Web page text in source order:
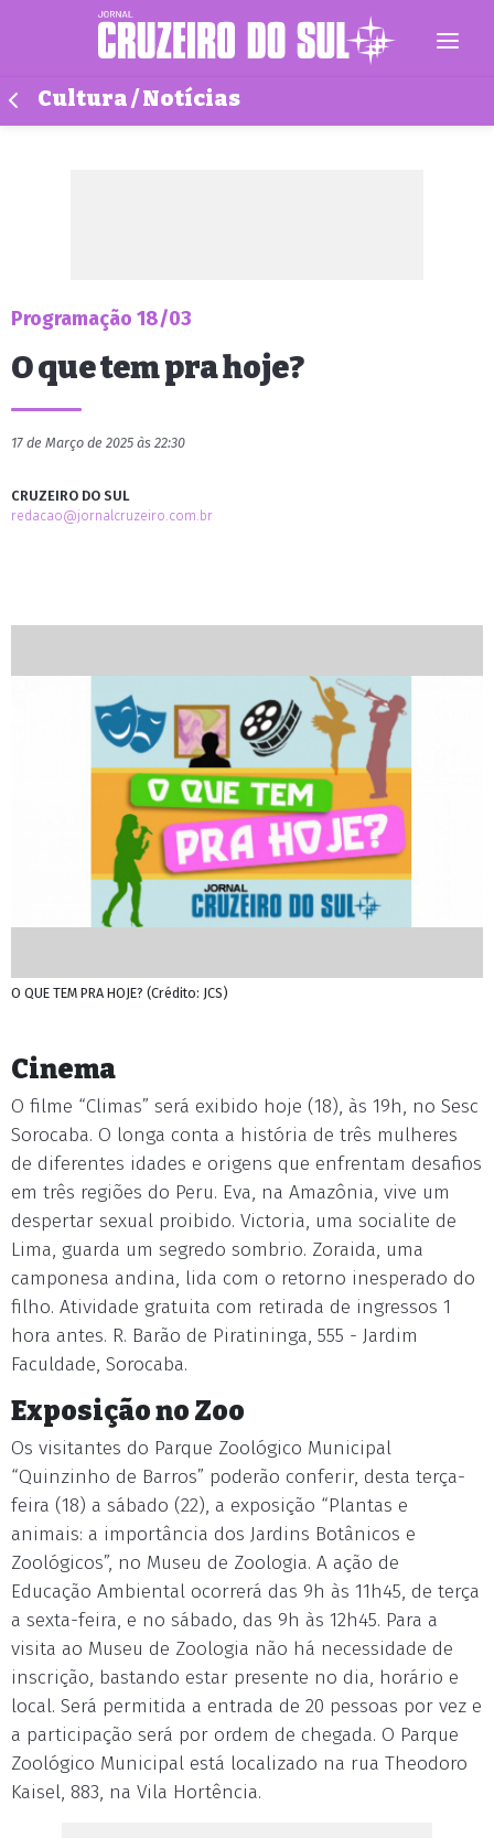
Cultura / Notícias
Programação 18/03
O que tem pra hoje?
17 de Março de 2025 às 22:30
CRUZEIRO DO SUL
redacao@jornalcruzeiro.com.br
O QUE TEM PRA HOJE? (Crédito: JCS)
Cinema
O filme “Climas” será exibido hoje (18), às 19h, no Sesc
Sorocaba. O longa conta a história de três mulheres
de diferentes idades e origens que enfrentam desafios
em três regiões do Peru. Eva, na Amazônia, vive um
despertar sexual proibido. Victoria, uma socialite de
Lima, guarda um segredo sombrio. Zoraida, uma
camponesa andina, lida com o retorno inesperado do
filho. Atividade gratuita com retirada de ingressos 1
hora antes. R. Barão de Piratininga, 555 - Jardim
Faculdade, Sorocaba.
Exposição no Zoo
Os visitantes do Parque Zoológico Municipal
“Quinzinho de Barros” poderão conferir, desta terça-
feira (18) a sábado (22), a exposição “Plantas e
animais: a importância dos Jardins Botânicos e
Zoológicos”, no Museu de Zoologia. A ação de
Educação Ambiental ocorrerá das 9h às 11h45, de terça
a sexta-feira, e no sábado, das 9h às 12h45. Para a
visita ao Museu de Zoologia não há necessidade de
inscrição, bastando estar presente no dia, horário e
local. Será permitida a entrada de 20 pessoas por vez e
a participação será por ordem de chegada. O Parque
Zoológico Municipal está localizado na rua Theodoro
Kaisel, 883, na Vila Hortência.